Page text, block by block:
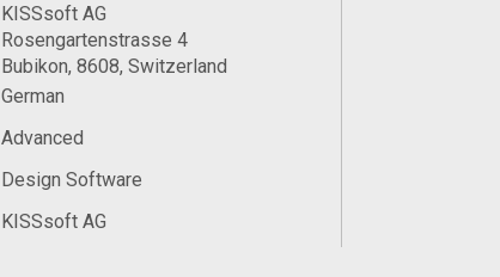
KISSsoft AG
Rosengartenstrasse 4
Bubikon, 8608, Switzerland
German
Advanced
Design Software
KISSsoft AG